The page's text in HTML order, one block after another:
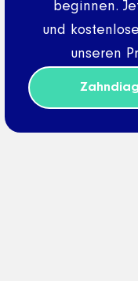
beginnen.
und
unseren